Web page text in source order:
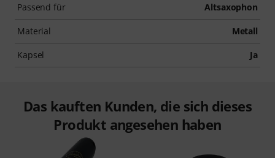
Passend für Altsaxophon
Material Metall
Kapsel Ja
Das kauften Kunden, die sich dieses
Produkt angesehen haben